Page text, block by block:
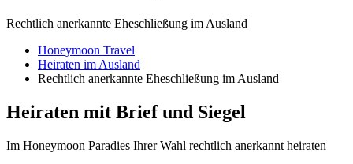
Rechtlich anerkannte Eheschließung im Ausland
Honeymoon Travel
Heiraten im Ausland
Rechtlich anerkannte Eheschließung im Ausland
Heiraten mit Brief und Siegel
Im Honeymoon Paradies Ihrer Wahl rechtlich anerkannt heiraten